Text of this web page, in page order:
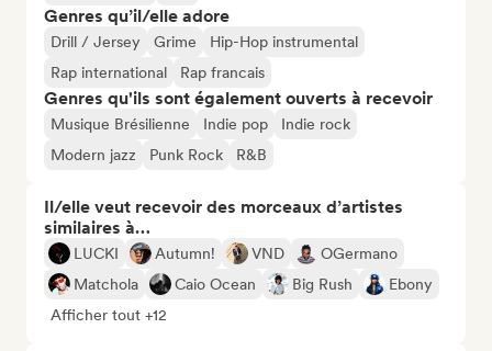
Genres qu’il/elle adore
Drill / Jersey Grime
Hip-Hop instrumental
Rap international
Rap francais
Genres qu'ils sont également ouverts à recevoir
Musique Brésilienne Indie pop
Indie rock
Modern jazz
Punk Rock R&B
Il/elle veut recevoir des morceaux d’artistes
similaires à…
LUCKI Autumn! VND
OGermano
Matchola
Caio Ocean Big Rush
Ebony
Afficher tout +12